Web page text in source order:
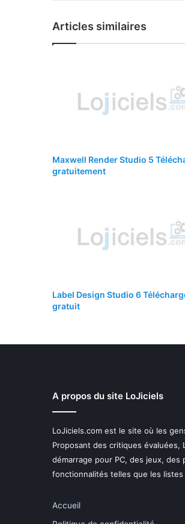
Articles similaires
Maxwell Render Studio 5
gratuitement
Label Design Studio 6
gratuit
A propos du site LoJiciels
LoJiciels.com est le site où les
Proposant des critiques
démarrage pour PC, des jeux,
fonctionnalités telles que les
Accueil